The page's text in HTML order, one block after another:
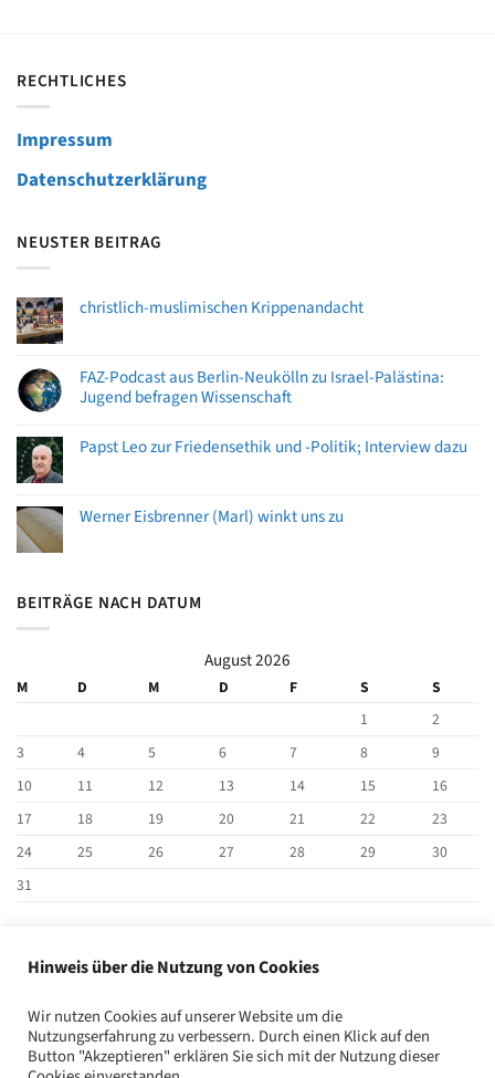
RECHTLICHES
Impressum
Datenschutzerklärung
NEUSTER BEITRAG
christlich-muslimischen Krippenandacht
FAZ-Podcast aus Berlin-Neukölln zu Israel-Palästina:
Jugend befragen Wissenschaft
Papst Leo zur Friedensethik und -Politik; Interview dazu
Werner Eisbrenner (Marl) winkt uns zu
BEITRÄGE NACH DATUM
August 2026
M D M D F S
S
1
2
3
4 5 6 7 8
9
10
11 12 13 14 15
16
17
18 19 20 21 22
23
24
25 26 27 28 29
30
31
Hinweis über die Nutzung von Cookies
Wir nutzen Cookies auf unserer Website um die
Nutzungserfahrung zu verbessern. Durch einen Klick auf den
Button "Akzeptieren" erklären Sie sich mit der Nutzung dieser